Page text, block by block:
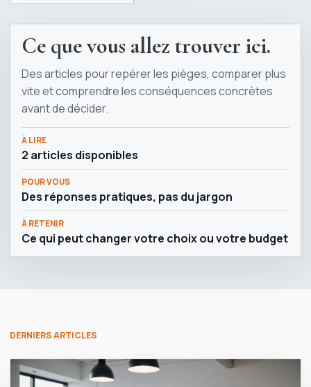
Ce que vous allez trouver ici.
Des articles pour repérer les pièges, comparer plus
vite et comprendre les conséquences concrètes
avant de décider.
À LIRE
2 articles disponibles
POUR VOUS
Des réponses pratiques, pas du jargon
À RETENIR
Ce qui peut changer votre choix ou votre budget
DERNIERS ARTICLES